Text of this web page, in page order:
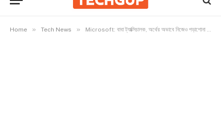
Home » Tech News » Microsoft: বাবা ট্যাক্সিচালক, অর্থের অভাবে নিজেও পড়াশোনা ছেড়েছিলেন, বড় পদে বসালো মাইক্রোসফট